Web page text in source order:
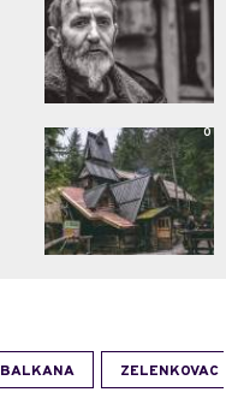
0
BALKANA ZELENKOVAC